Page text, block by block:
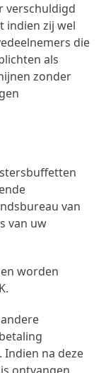
verschuldigd
indien zij wel
die
als
zonder
van
van uw
worden
Indien na deze